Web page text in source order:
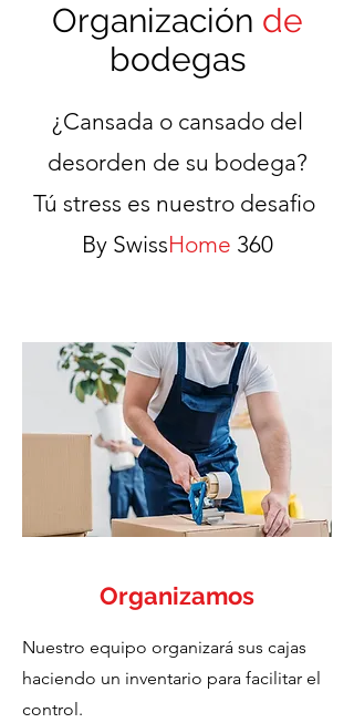
Organización de
bodegas
¿Cansada o cansado del
desorden de su bodega?
Tú stress es nuestro desafio
By SwissHome 360
Organizamos
Nuestro equipo organizará sus cajas
haciendo un inventario para facilitar el
control.